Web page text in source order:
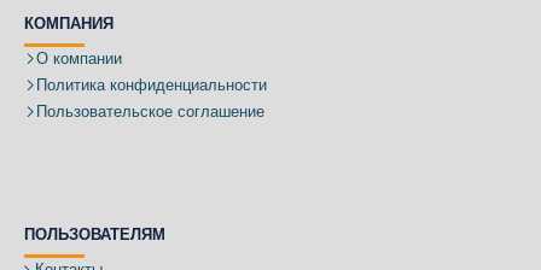
КОМПАНИЯ
О компании
Политика конфиденциальности
Пользовательское соглашение
ПОЛЬЗОВАТЕЛЯМ